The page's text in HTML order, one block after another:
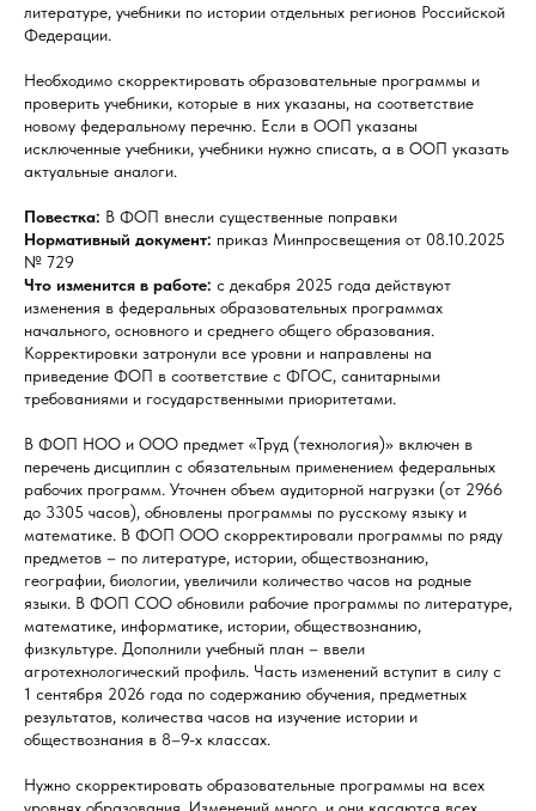
литературе, учебники по истории отдельных регионов Российской
Федерации.
Необходимо скорректировать образовательные программы и
проверить учебники, которые в них указаны, на соответствие
новому федеральному перечню. Если в ООП указаны
исключенные учебники, учебники нужно списать, а в ООП указать
актуальные аналоги.
Повестка: В ФОП внесли существенные поправки
Нормативный документ: приказ Минпросвещения от 08.10.2025
№ 729
Что изменится в работе: с декабря 2025 года действуют
изменения в федеральных образовательных программах
начального, основного и среднего общего образования.
Корректировки затронули все уровни и направлены на
приведение ФОП в соответствие с ФГОС, санитарными
требованиями и государственными приоритетами.
В ФОП НОО и ООО предмет «Труд (технология)» включен в
перечень дисциплин с обязательным применением федеральных
рабочих программ. Уточнен объем аудиторной нагрузки (от 2966
до 3305 часов), обновлены программы по русскому языку и
математике. В ФОП ООО скорректировали программы по ряду
предметов – по литературе, истории, обществознанию,
географии, биологии, увеличили количество часов на родные
языки. В ФОП СОО обновили рабочие программы по литературе,
математике, информатике, истории, обществознанию,
физкультуре. Дополнили учебный план – ввели
агротехнологический профиль. Часть изменений вступит в силу с
1 сентября 2026 года по содержанию обучения, предметных
результатов, количества часов на изучение истории и
обществознания в 8–9-х классах.
Нужно скорректировать образовательные программы на всех
уровнях образования. Изменений много, и они касаются всех